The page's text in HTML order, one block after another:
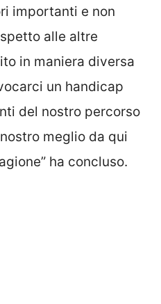
importanti e non
alle altre
in maniera diversa
un handicap
del nostro percorso
meglio da qui
ha concluso.